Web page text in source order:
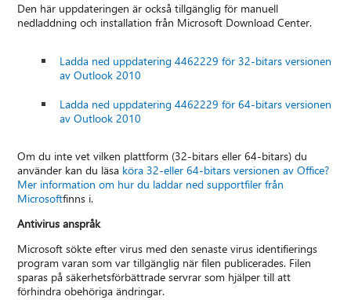
Den här uppdateringen är också tillgänglig för manuell
nedladdning och installation från Microsoft Download Center.
Ladda ned uppdatering 4462229 för 32-bitars versionen
av Outlook 2010
Ladda ned uppdatering 4462229 för 64-bitars versionen
av Outlook 2010
Om du inte vet vilken plattform (32-bitars eller 64-bitars) du
använder kan du läsa köra 32-eller 64-bitars versionen av Office?
Mer information om hur du laddar ned supportfiler från
Microsoftfinns i.
Antivirus anspråk
Microsoft sökte efter virus med den senaste virus identifierings
program varan som var tillgänglig när filen publicerades. Filen
sparas på säkerhetsförbättrade servrar som hjälper till att
förhindra obehöriga ändringar.